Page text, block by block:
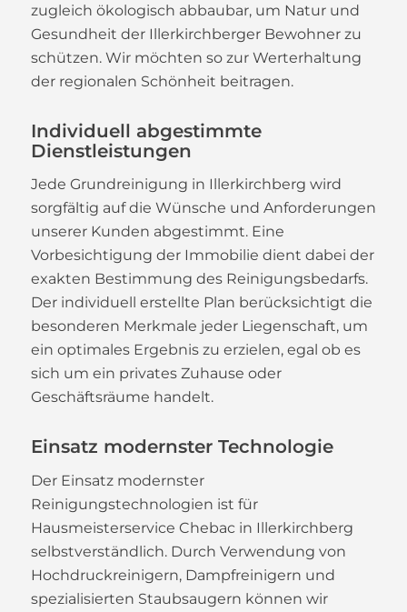
zugleich ökologisch abbaubar, um Natur und
Gesundheit der Illerkirchberger Bewohner zu
schützen. Wir möchten so zur Werterhaltung
der regionalen Schönheit beitragen.
Individuell abgestimmte
Dienstleistungen
Jede Grundreinigung in Illerkirchberg wird
sorgfältig auf die Wünsche und Anforderungen
unserer Kunden abgestimmt. Eine
Vorbesichtigung der Immobilie dient dabei der
exakten Bestimmung des Reinigungsbedarfs.
Der individuell erstellte Plan berücksichtigt die
besonderen Merkmale jeder Liegenschaft, um
ein optimales Ergebnis zu erzielen, egal ob es
sich um ein privates Zuhause oder
Geschäftsräume handelt.
Einsatz modernster Technologie
Der Einsatz modernster
Reinigungstechnologien ist für
Hausmeisterservice Chebac in Illerkirchberg
selbstverständlich. Durch Verwendung von
Hochdruckreinigern, Dampfreinigern und
spezialisierten Staubsaugern können wir